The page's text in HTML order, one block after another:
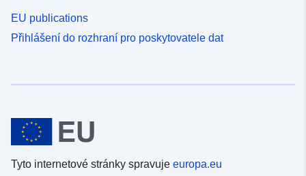
EU publications
Přihlášení do rozhraní pro poskytovatele dat
Tyto internetové stránky spravuje europa.eu